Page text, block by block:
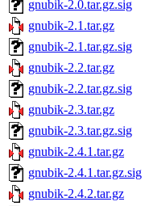
gnubik-2.0.tar.gz.sig
gnubik-2.1.tar.gz
gnubik-2.1.tar.gz.sig
gnubik-2.2.tar.gz
gnubik-2.2.tar.gz.sig
gnubik-2.3.tar.gz
gnubik-2.3.tar.gz.sig
gnubik-2.4.1.tar.gz
gnubik-2.4.1.tar.gz.sig
gnubik-2.4.2.tar.gz